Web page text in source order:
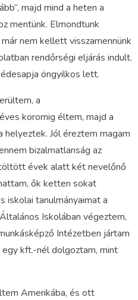
majd mind a heten a
mentünk. Elmondtunk
nem kellett visszamennünk
rendőrségi eljárás indult.
öngyilkos lett.
a
koromig éltem, majd a
Jól éreztem magam
bizalmatlanság az
évek alatt két nevelőnő
ők ketten sokat
iskolai tanulmányaimat a
Iskolában végeztem,
Intézetben jártam
egy kft.-nél dolgoztam, mint
Amerikába, és ott